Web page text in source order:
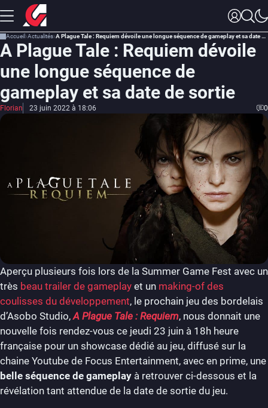
Accueil Actualités A Plague Tale : Requiem dévoile une longue séquence de gameplay et sa date de sortie
A Plague Tale : Requiem dévoile
une longue séquence de
gameplay et sa date de sortie
Florian 23 juin 2022 à 18:06 0
Aperçu plusieurs fois lors de la Summer Game Fest avec un
très beau trailer de gameplay et un making-of des
coulisses du développement, le prochain jeu des bordelais
d’Asobo Studio,A Plague Tale : Requiem, nous donnait une
nouvelle fois rendez-vous ce jeudi 23 juin à 18h heure
française pour un showcase dédié au jeu, diffusé sur la
chaine Youtube de Focus Entertainment, avec en prime, une
belle séquence de gameplay à retrouver ci-dessous et la
révélation tant attendue de la date de sortie du jeu.